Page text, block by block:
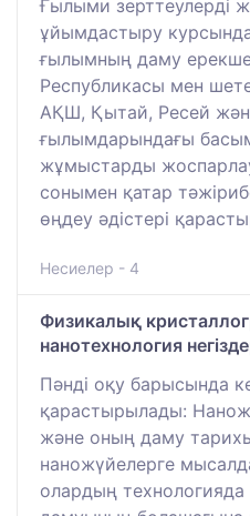
Ғылыми зерттеулерді
ұйымдастыру
ғылымның даму
Республикасы мен
АҚШ, Қытай, Ресей
ғылымдарындағы
жұмыстарды
сонымен қатар
өңдеу әдістері
Несиелер - 4
Физикалық
нанотехнология
Пәнді оқу барысында
қарастырылады:
және оның даму
наножүйелерге
олардың